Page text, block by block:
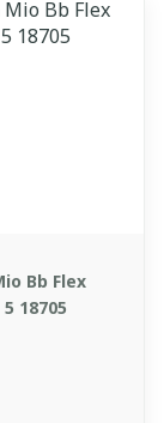
Bb Flex
18705